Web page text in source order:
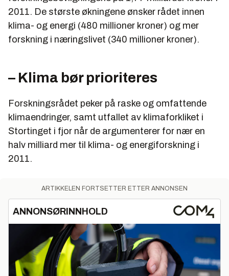
2011. De største økningene ønsker rådet innen
klima- og energi (480 millioner kroner) og mer
forskning i næringslivet (340 millioner kroner).
– Klima bør prioriteres
Forskningsrådet peker på raske og omfattende
klimaendringer, samt utfallet av klimaforkliket i
Stortinget i fjor når de argumenterer for nær en
halv milliard mer til klima- og energiforskning i
2011.
ARTIKKELEN FORTSETTER ETTER ANNONSEN
ANNONSØRINNHOLD